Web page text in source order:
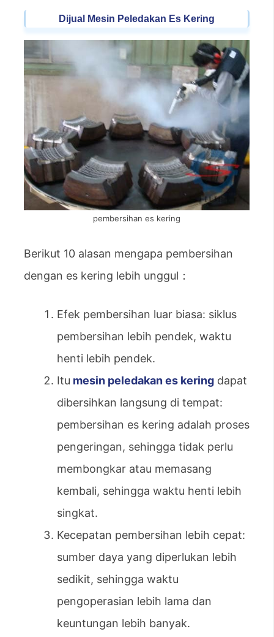
Dijual Mesin Peledakan Es Kering
pembersihan es kering
Berikut 10 alasan mengapa pembersihan
dengan es kering lebih unggul：
Efek pembersihan luar biasa: siklus
pembersihan lebih pendek, waktu
henti lebih pendek.
Itu mesin peledakan es kering dapat
dibersihkan langsung di tempat:
pembersihan es kering adalah proses
pengeringan, sehingga tidak perlu
membongkar atau memasang
kembali, sehingga waktu henti lebih
singkat.
Kecepatan pembersihan lebih cepat:
sumber daya yang diperlukan lebih
sedikit, sehingga waktu
pengoperasian lebih lama dan
keuntungan lebih banyak.